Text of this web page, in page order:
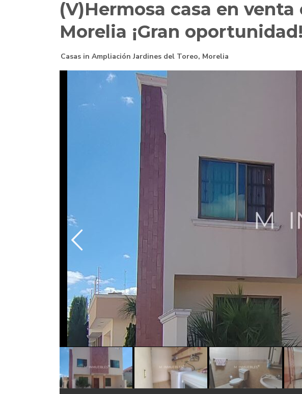
(V)Hermosa casa en
Morelia ¡Gran oportunidad!
Casas in Ampliación Jardines del Toreo, Morelia